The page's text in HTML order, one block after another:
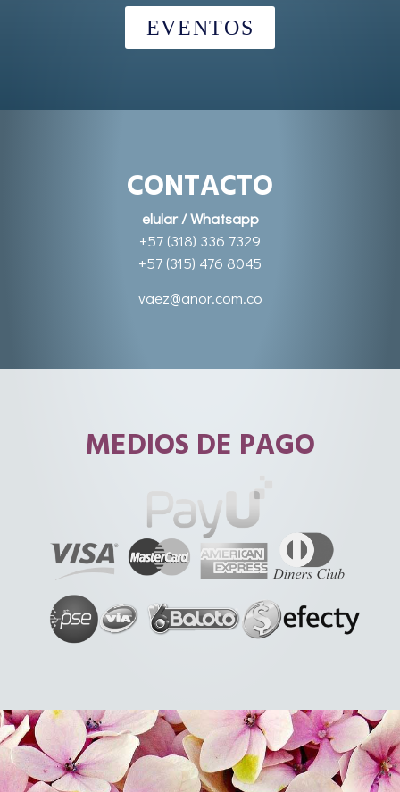
EVENTOS
CONTACTO
elular / Whatsapp
+57 (318) 336 7329
+57 (315) 476 8045
vaez@anor.com.co
MEDIOS DE PAGO